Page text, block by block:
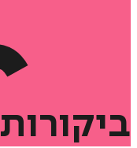
ביקורות